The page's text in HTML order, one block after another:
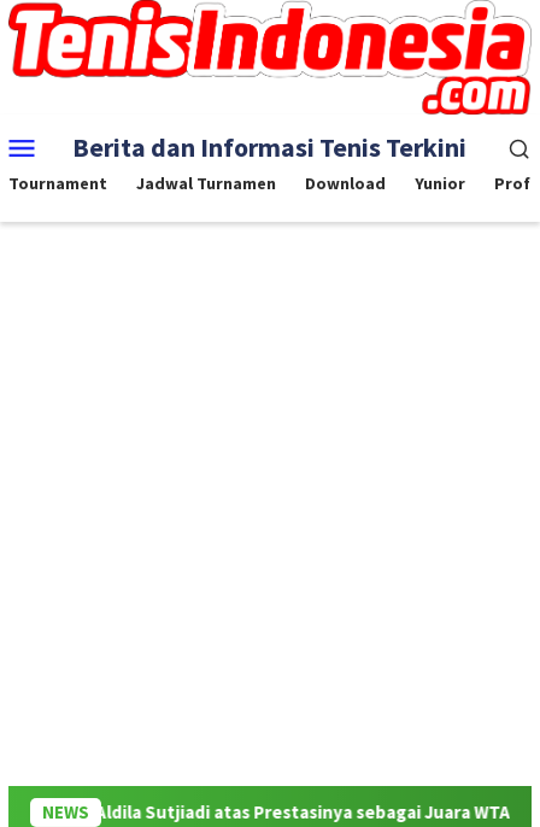
Skip
to
content
Mobile
Menu
Berita dan Informasi Tenis Terkini
Tournament Jadwal Turnamen Download Yunior
NEWS
Sutjiadi atas Prestasinya sebagai Juara WTA 500 Mubadala